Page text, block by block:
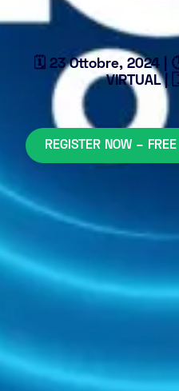
🗓 23 Ottobre, 2024 |
VIRTUAL |
REGISTER NOW – FREE